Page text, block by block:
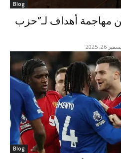
Blog
مهاجمة أهداف لـ”حزب
26, 2025
Blog